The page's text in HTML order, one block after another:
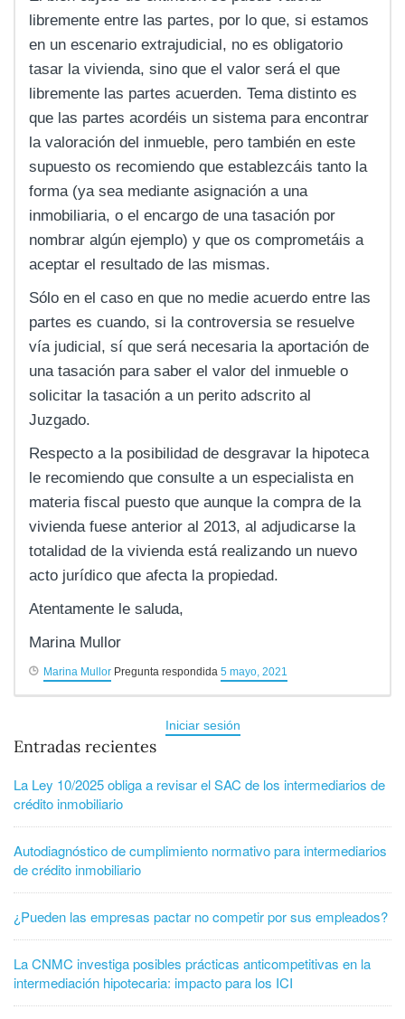
libremente entre las partes, por lo que, si estamos
en un escenario extrajudicial, no es obligatorio
tasar la vivienda, sino que el valor será el que
libremente las partes acuerden. Tema distinto es
que las partes acordéis un sistema para encontrar
la valoración del inmueble, pero también en este
supuesto os recomiendo que establezcáis tanto la
forma (ya sea mediante asignación a una
inmobiliaria, o el encargo de una tasación por
nombrar algún ejemplo) y que os comprometáis a
aceptar el resultado de las mismas.
Sólo en el caso en que no medie acuerdo entre las
partes es cuando, si la controversia se resuelve
vía judicial, sí que será necesaria la aportación de
una tasación para saber el valor del inmueble o
solicitar la tasación a un perito adscrito al
Juzgado.
Respecto a la posibilidad de desgravar la hipoteca
le recomiendo que consulte a un especialista en
materia fiscal puesto que aunque la compra de la
vivienda fuese anterior al 2013, al adjudicarse la
totalidad de la vivienda está realizando un nuevo
acto jurídico que afecta la propiedad.
Atentamente le saluda,
Marina Mullor
Marina Mullor Pregunta respondida 5 mayo, 2021
Iniciar sesión
Entradas recientes
La Ley 10/2025 obliga a revisar el SAC de los intermediarios de
crédito inmobiliario
Autodiagnóstico de cumplimiento normativo para intermediarios
de crédito inmobiliario
¿Pueden las empresas pactar no competir por sus empleados?
La CNMC investiga posibles prácticas anticompetitivas en la
intermediación hipotecaria: impacto para los ICI